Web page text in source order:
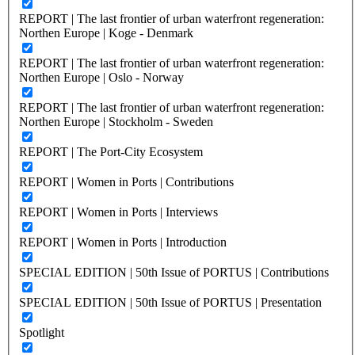
REPORT | The last frontier of urban waterfront regeneration:
Northen Europe | Koge - Denmark
REPORT | The last frontier of urban waterfront regeneration:
Northen Europe | Oslo - Norway
REPORT | The last frontier of urban waterfront regeneration:
Northen Europe | Stockholm - Sweden
REPORT | The Port-City Ecosystem
REPORT | Women in Ports | Contributions
REPORT | Women in Ports | Interviews
REPORT | Women in Ports | Introduction
SPECIAL EDITION | 50th Issue of PORTUS | Contributions
SPECIAL EDITION | 50th Issue of PORTUS | Presentation
Spotlight